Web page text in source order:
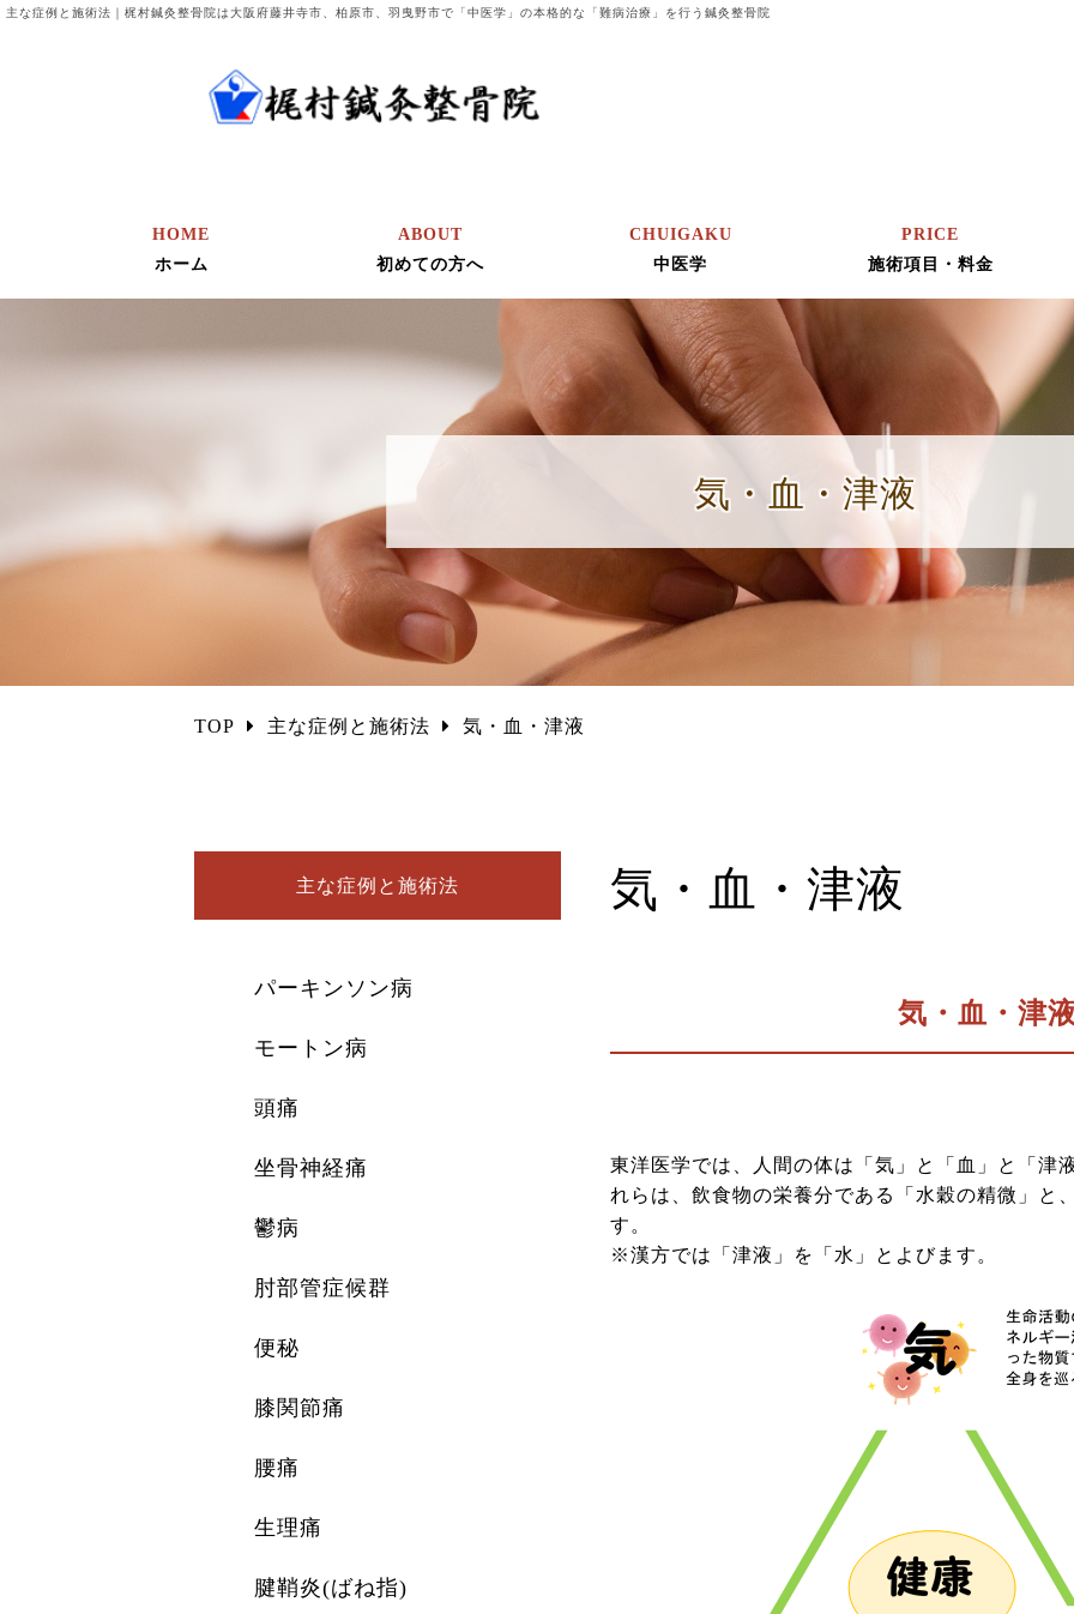
主な症例と施術法｜梶村鍼灸整骨院は大阪府藤井寺市、柏原市、羽曳野市で「中医学」の本格的な「難病治療」を行う鍼灸整骨院
HOME
ホーム
ABOUT
初めての方へ
CHUIGAKU
中医学
PRICE
施術項目・料金
気・血・津液
TOP 主な症例と施術法 気・血・津液
主な症例と施術法
パーキンソン病
モートン病
頭痛
坐骨神経痛
鬱病
肘部管症候群
便秘
膝関節痛
腰痛
生理痛
腱鞘炎(ばね指)
気・血・津液
気・血・津
東洋医学では、人間の体は「気」と「血」と「津
れらは、飲食物の栄養分である「水穀の精微」と
す。
※漢方では「津液」を「水」とよびます。